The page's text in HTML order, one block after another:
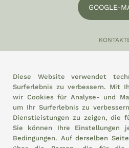
GOOGLE-
SOZIAL
WIR HALTEN
Diese Website verwendet
Surferlebnis zu verbessern. Mit
wir Cookies für Analyse- und
um Ihr Surferlebnis zu
Dienstleistungen zu zeigen, die
Sie können Ihre Einstellungen
Bedingungen. Auf derselben